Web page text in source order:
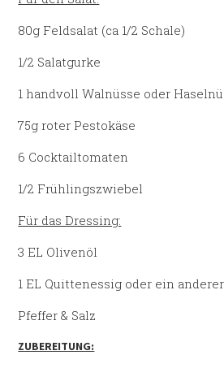
80g Feldsalat (ca 1/2 Schale)
1/2 Salatgurke
1 handvoll Walnüsse oder
75g roter Pestokäse
6 Cocktailtomaten
1/2 Frühlingszwiebel
Für das Dressing:
3 EL Olivenöl
1 EL Quittenessig oder ein
Pfeffer & Salz
ZUBEREITUNG: